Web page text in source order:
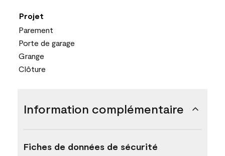
Projet
Parement
Porte de garage
Grange
Clôture
Information complémentaire
Fiches de données de sécurité